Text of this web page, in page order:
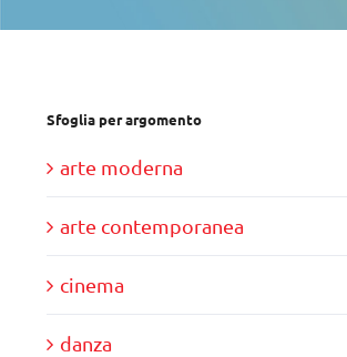
Sfoglia per argomento
arte moderna
arte contemporanea
cinema
danza